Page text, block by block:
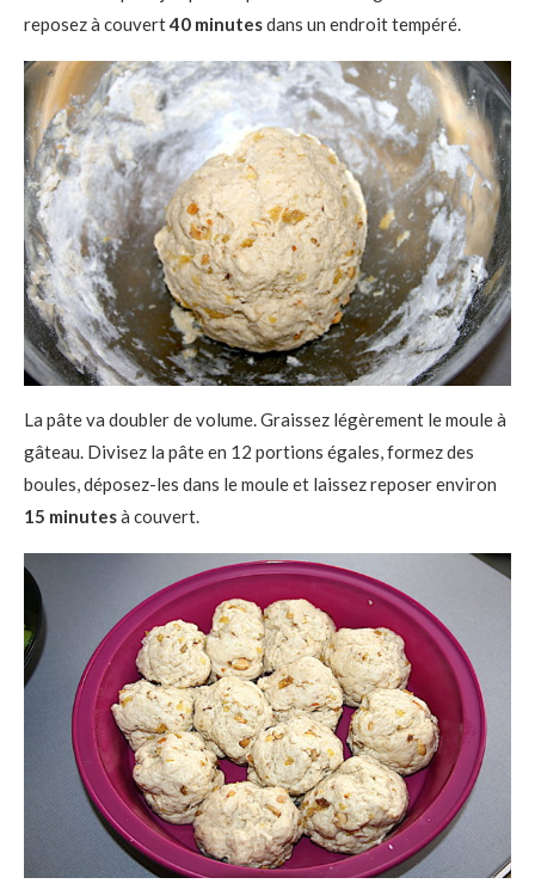
reposez à couvert40 minutesdans un endroit tempéré.
La pâte va doubler de volume. Graissez légèrement le moule à
gâteau. Divisez la pâte en 12 portions égales, formez des
boules, déposez-les dans le moule et laissez reposer environ
15 minutesà couvert.